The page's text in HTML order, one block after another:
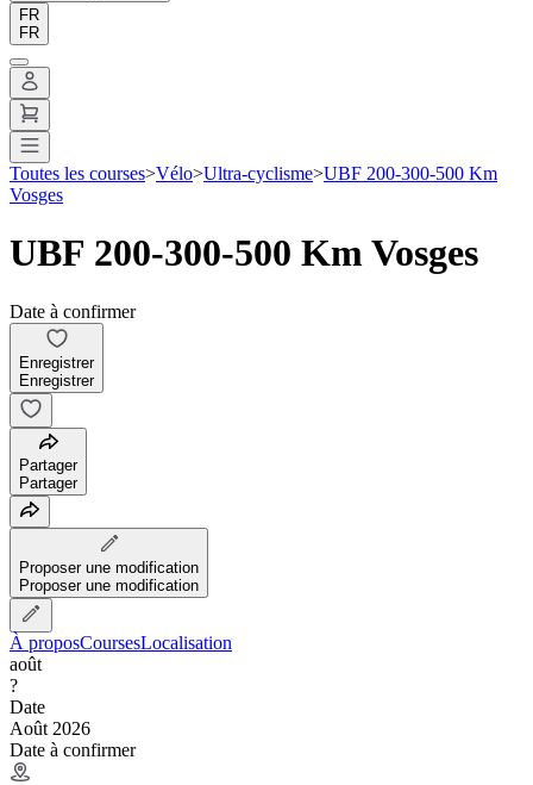
FR
FR
Toutes les courses>Vélo>Ultra-cyclisme>UBF 200-300-500 Km
Vosges
UBF 200-300-500 Km Vosges
Date à confirmer
Enregistrer
Enregistrer
Partager
Partager
Proposer une modification
Proposer une modification
À proposCoursesLocalisation
août
?
Date
Août 2026
Date à confirmer